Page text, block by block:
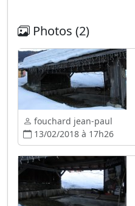
Photos (2)
fouchard jean-paul
13/02/2018 à 17h26